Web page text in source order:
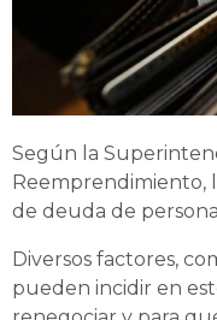
Según la
Reemprendimiento,
de deuda de
Diversos factores,
pueden incidir en